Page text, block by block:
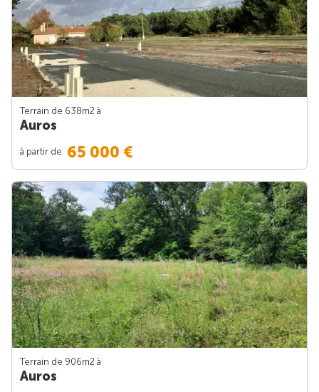
Terrain de 638m2 à
Auros
à partir de 65 000 €
Terrain de 906m2 à
Auros